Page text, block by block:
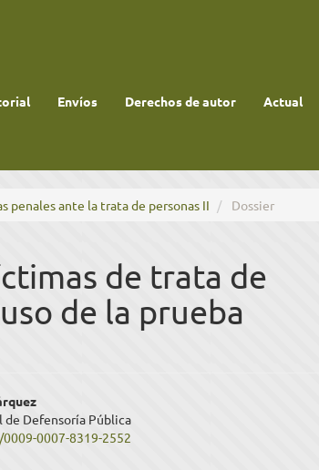
Envíos Derechos de autor Actual
penales ante la trata de personas II Dossier
de trata de
de la prueba
Defensoría Pública
0007-8319-2552